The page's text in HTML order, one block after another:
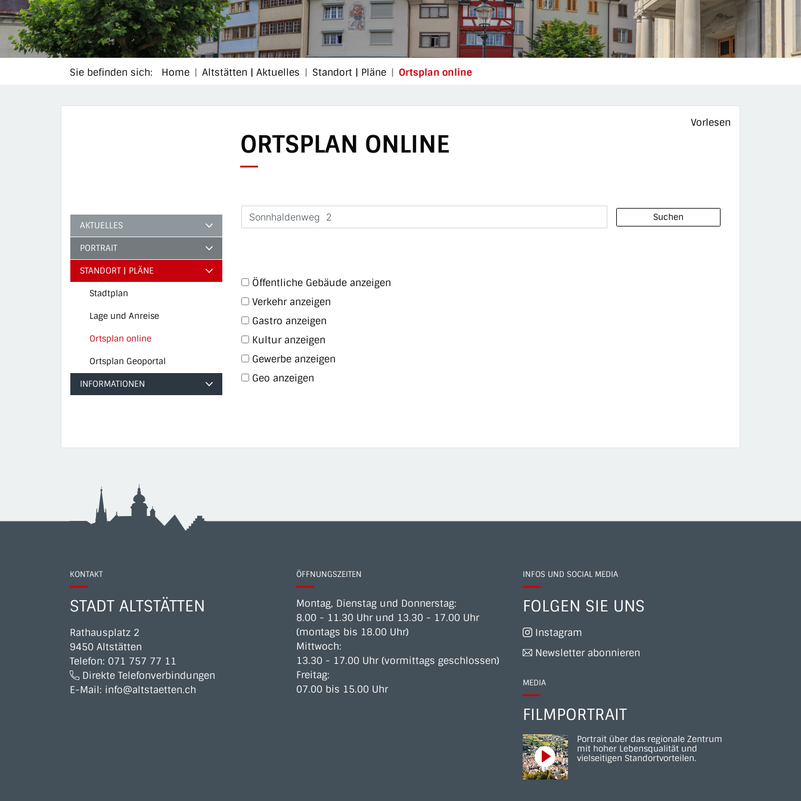
Sie befinden sich: Home Altstätten | Aktuelles Standort | Pläne Ortsplan online(ausgewählt)
Vorlesen
ORTSPLAN ONLINE
AKTUELLES
PORTRAIT
STANDORT | PLÄNE
Stadtplan
Lage und Anreise
Ortsplan online
(ausgewählt)
Ortsplan Geoportal
INFORMATIONEN
Suchen
Öffentliche Gebäude anzeigen
Verkehr anzeigen
Gastro anzeigen
Kultur anzeigen
Gewerbe anzeigen
Geo anzeigen
KONTAKT
STADT ALTSTÄTTEN
Rathausplatz 2
9450 Altstätten
Telefon: 071 757 77 11
Direkte Telefonverbindungen
E-Mail: info@altstaetten.ch
ÖFFNUNGSZEITEN
Montag, Dienstag und Donnerstag:
8.00 - 11.30 Uhr und 13.30 - 17.00 Uhr
(montags bis 18.00 Uhr)
Mittwoch:
13.30 - 17.00 Uhr (vormittags geschlossen)
Freitag:
07.00 bis 15.00 Uhr
INFOS UND SOCIAL MEDIA
FOLGEN SIE UNS
Instagram
Newsletter abonnieren
MEDIA
FILMPORTRAIT
Portrait über das regionale Zentrum
mit hoher Lebensqualität und
vielseitigen Standortvorteilen.